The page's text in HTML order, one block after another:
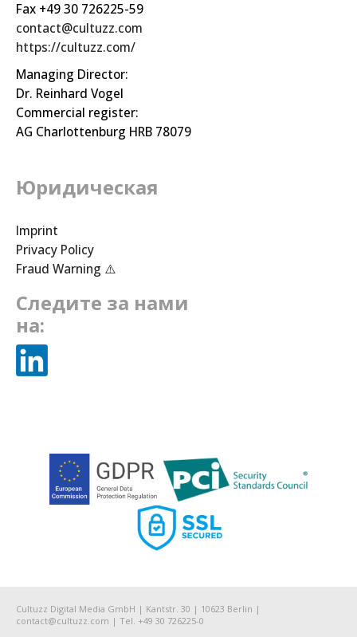
Fax +49 30 726225-59
contact@cultuzz.com
https://cultuzz.com/
Managing Director:
Dr. Reinhard Vogel
Commercial register:
AG Charlottenburg HRB 78079
Юридическая
Imprint
Privacy Policy
Fraud Warning ⚠️
Следите за нами
на:
Cultuzz Digital Media GmbH | Kantstr. 30 | 10623 Berlin |
contact@cultuzz.com | Tel. +49 30 726225-0